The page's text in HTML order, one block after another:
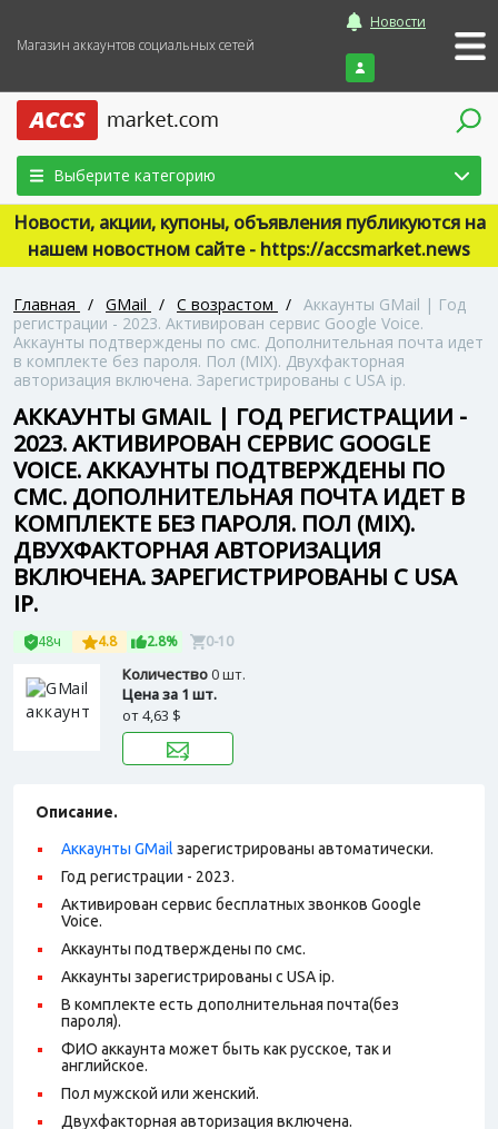
Магазин аккаунтов социальных сетей
Новости
Войти
Выберите категорию
Новости, акции, купоны, объявления публикуются на
нашем новостном сайте - https://accsmarket.news
Главная / GMail / С возрастом / Аккаунты GMail | Год
регистрации - 2023. Активирован сервис Google Voice.
Аккаунты подтверждены по смс. Дополнительная почта идет
в комплекте без пароля. Пол (MIX). Двухфакторная
авторизация включена. Зарегистрированы с USA ip.
АККАУНТЫ GMAIL | ГОД РЕГИСТРАЦИИ -
2023. АКТИВИРОВАН СЕРВИС GOOGLE
VOICE. АККАУНТЫ ПОДТВЕРЖДЕНЫ ПО
СМС. ДОПОЛНИТЕЛЬНАЯ ПОЧТА ИДЕТ В
КОМПЛЕКТЕ БЕЗ ПАРОЛЯ. ПОЛ (MIX).
ДВУХФАКТОРНАЯ АВТОРИЗАЦИЯ
ВКЛЮЧЕНА. ЗАРЕГИСТРИРОВАНЫ С USA
IP.
48ч 4.8 2.8% 0-10
Количество0 шт.
Цена за 1 шт.
от4,63 $
Описание.
Аккаунты GMail зарегистрированы автоматически.
Год регистрации - 2023.
Активирован сервис бесплатных звонков Google
Voice.
Аккаунты подтверждены по смс.
Аккаунты зарегистрированы с USA ip.
В комплекте есть дополнительная почта(без
пароля).
ФИО аккаунта может быть как русское, так и
английское.
Пол мужской или женский.
Двухфакторная авторизация включена.